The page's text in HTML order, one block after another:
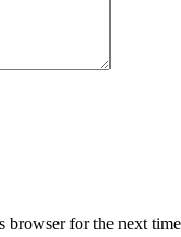
browser for the next